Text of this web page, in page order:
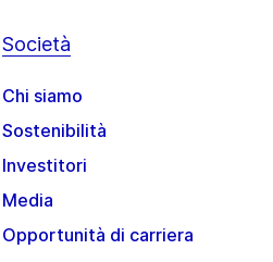
Società
Chi siamo
Sostenibilità
Investitori
Media
Opportunità di carriera